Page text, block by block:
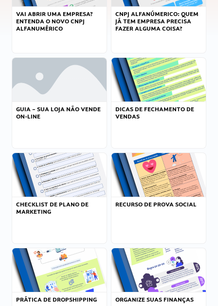
VAI ABRIR UMA EMPRESA?
ENTENDA O NOVO CNPJ
ALFANUMÉRICO
CNPJ ALFANÚMERICO: QUEM
JÁ TEM EMPRESA PRECISA
FAZER ALGUMA COISA?
GUIA – SUA LOJA NÃO VENDE
ON-LINE
DICAS DE FECHAMENTO DE
VENDAS
CHECKLIST DE PLANO DE
MARKETING
RECURSO DE PROVA SOCIAL
PRÁTICA DE DROPSHIPPING ORGANIZE SUAS FINANÇAS